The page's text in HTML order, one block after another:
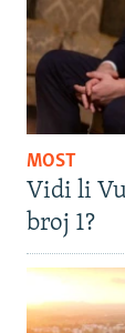
MOST
Vidi li
broj 1?